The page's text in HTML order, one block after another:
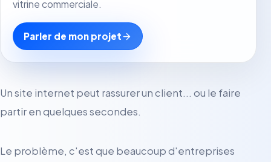
vitrine commerciale.
Parler de mon projet
Un site internet peut rassurer un client... ou le faire
partir en quelques secondes.
Le problème, c'est que beaucoup d'entreprises